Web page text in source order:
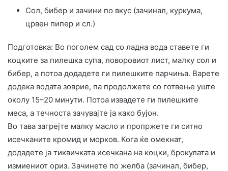
Сол, бибер и зачини по вкус (зачинал, куркума,
црвен пипер и сл.)
Подготовка: Во поголем сад со ладна вода ставете ги
коцките за пилешка супа, ловоровиот лист, малку сол и
бибер, а потоа додадете ги пилешките парчиња. Варете
додека водата зоврие, па продолжете со готвење уште
околу 15–20 минути. Потоа извадете ги пилешките
меса, а течноста зачувајте ја како бујон.
Во тава загрејте малку масло и пропржете ги ситно
исечканите кромид и морков. Кога ќе омекнат,
додадете ја тиквичката исечкана на коцки, брокулата и
измиениот ориз. Зачинете по желба (зачинал, бибер,